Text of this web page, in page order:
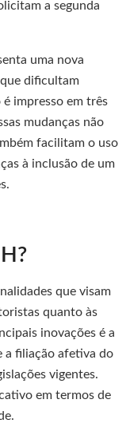
a segunda
uma nova
dificultam
impresso em três
mudanças não
facilitam o uso
à inclusão de um
que visam
quanto às
inovações é a
a filiação afetiva do
vigentes.
em termos de